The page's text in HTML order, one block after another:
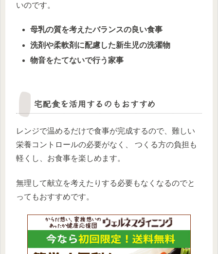
いのです。
母乳の質を考えたバランスの良い食事
洗剤や柔軟剤に配慮した新生児の洗濯物
物音をたてないで行う家事
宅配食を活用するのもおすすめ
レンジで温めるだけで食事が完成するので、難しい
栄養コントロールの必要がなく、 つくる方の負担も
軽くし、お食事を楽しめます。
無理して献立を考えたりする必要もなくなるのでと
ってもおすすめです。